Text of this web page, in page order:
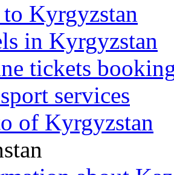
Kyrgyzstan
in Kyrgyzstan
tickets
services
of Kyrgyzstan